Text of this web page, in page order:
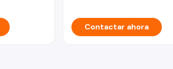
Contactar ahora